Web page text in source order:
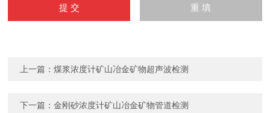
上一篇：煤浆浓度计矿山冶金矿物超声波检测
下一篇：金刚砂浓度计矿山冶金矿物管道检测